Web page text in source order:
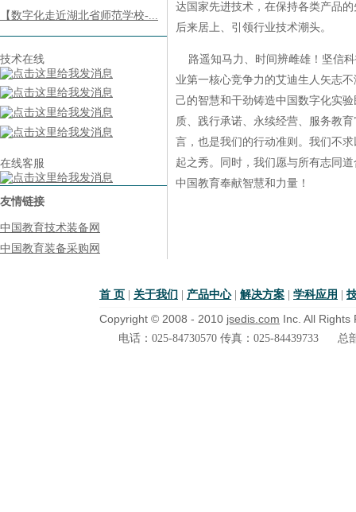
【数字化走近湖北省师范学校-...
技术在线
在线客服
友情链接
中国教育技术装备网
中国教育装备采购网
达国家先进技术，在保持各类产品
后来居上、引领行业技术潮头。
路遥知马力、时间辨雌雄！坚信
业第一核心竞争力的艾迪生人矢志
己的智慧和干劲铸造中国数字化实
质、践行承诺、永续经营、服务教
言，也是我们的行动准则。我们不
起之秀。同时，我们愿与所有志同
中国教育奉献智慧和力量！
首 页 关于我们 产品中心| 解决方案 学科应用
Copyright © 2008 - 2010 jsedis.com Inc. All
电话：025-84730570 传真：025-84439733 总